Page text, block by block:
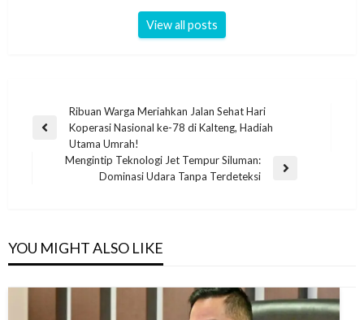
View all posts
Ribuan Warga Meriahkan Jalan Sehat Hari
Koperasi Nasional ke-78 di Kalteng, Hadiah
Utama Umrah!
Mengintip Teknologi Jet Tempur Siluman:
Dominasi Udara Tanpa Terdeteksi
YOU MIGHT ALSO LIKE